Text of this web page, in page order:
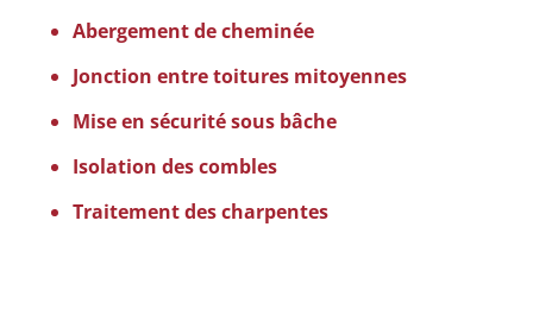
Abergement de cheminée
Jonction entre toitures mitoyennes
Mise en sécurité sous bâche
Isolation des combles
Traitement des charpentes